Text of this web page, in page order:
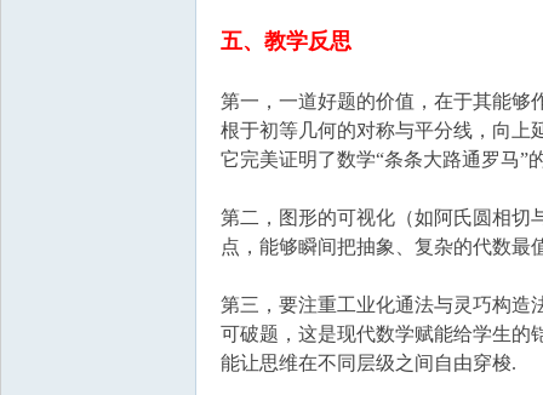
五、教学反思
第一，一道好题的价值，在于其能够
根于初等几何的对称与平分线，向上
它完美证明了数学“条条大路通罗马”
第二，图形的可视化（如阿氏圆相切
点，能够瞬间把抽象、复杂的代数最
第三，要注重工业化通法与灵巧构造
可破题，这是现代数学赋能给学生的
能让思维在不同层级之间自由穿梭.